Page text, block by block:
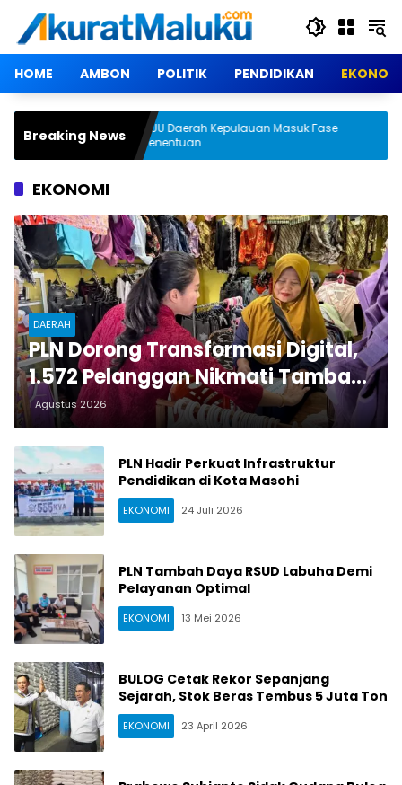
konten
HOME
AMBON POLITIK PENDIDIKAN
Breaking NewsRUU Daerah Kepulauan Masuk Fase
Penentuan
EKONOMI
DAERAH
PLN Dorong Transformasi Digital,
1.572 Pelanggan Nikmati Tambah
Daya
1 Agustus 2026
PLN Hadir Perkuat Infrastruktur
Pendidikan di Kota Masohi
EKONOMI 24 Juli 2026
PLN Tambah Daya RSUD Labuha Demi
Pelayanan Optimal
EKONOMI 13 Mei 2026
BULOG Cetak Rekor Sepanjang
Sejarah, Stok Beras Tembus 5 Juta Ton
EKONOMI 23 April 2026